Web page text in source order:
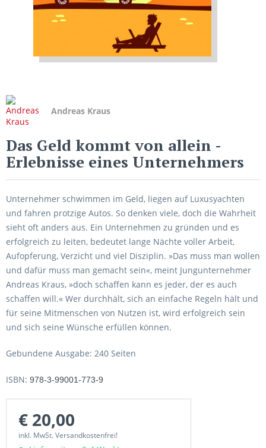
Andreas Kraus
Das Geld kommt von allein -
Erlebnisse eines Unternehmers
Unternehmer schwimmen im Geld, liegen auf Luxusyachten
und fahren protzige Autos. So denken viele, doch die Wahrheit
sieht oft anders aus. Ein Unternehmen zu gründen und es
erfolgreich zu leiten, bedeutet lange Nächte voller Arbeit,
Aufopferung, Verzicht und viel Disziplin. »Das muss man wollen
und dafür muss man gemacht sein«, meint Jungunternehmer
Andreas Kraus, »doch schaffen kann es jeder, der es auch
schaffen will.« Wer durchhält, sich an einfache Regeln hält und
für seine Mitmenschen von Nutzen ist, wird erfolgreich sein
und sich seine Wünsche erfüllen können.
Gebundene Ausgabe: 240 Seiten
ISBN: 978-3-99001-773-9
€ 20,00
inkl. MwSt. Versandkostenfrei!